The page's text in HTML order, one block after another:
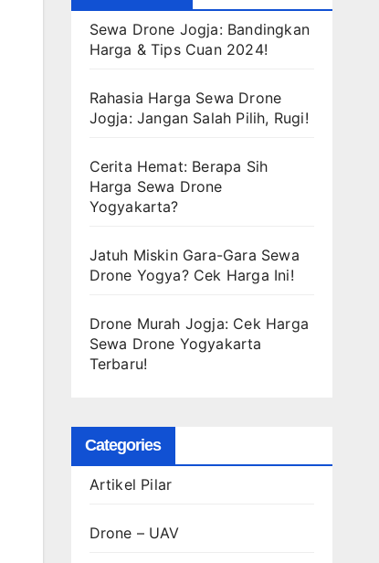
Sewa Drone Jogja: Bandingkan
Harga & Tips Cuan 2024!
Rahasia Harga Sewa Drone
Jogja: Jangan Salah Pilih, Rugi!
Cerita Hemat: Berapa Sih
Harga Sewa Drone
Yogyakarta?
Jatuh Miskin Gara-Gara Sewa
Drone Yogya? Cek Harga Ini!
Drone Murah Jogja: Cek Harga
Sewa Drone Yogyakarta
Terbaru!
Categories
Artikel Pilar
Drone – UAV